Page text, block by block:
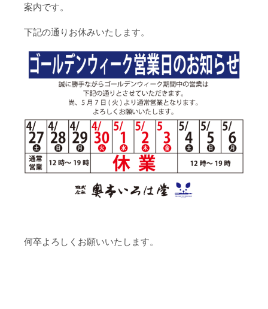
案内です。
下記の通りお休みいたします。
何卒よろしくお願いいたします。